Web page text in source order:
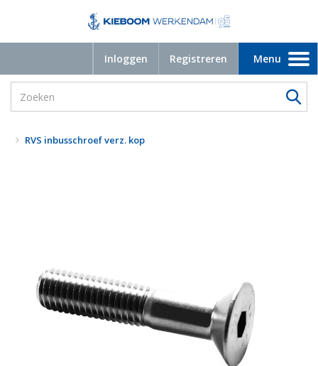
Inloggen Registreren
Toggle
navigation
Menu
RVS inbusschroef verz. kop